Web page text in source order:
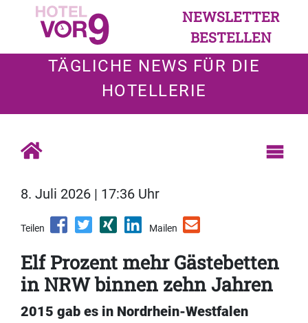
NEWSLETTER
BESTELLEN
TÄGLICHE NEWS FÜR DIE
HOTELLERIE
8. Juli 2026 | 17:36 Uhr
Teilen Mailen
Elf Prozent mehr Gästebetten
in NRW binnen zehn Jahren
2015 gab es in Nordrhein-Westfalen